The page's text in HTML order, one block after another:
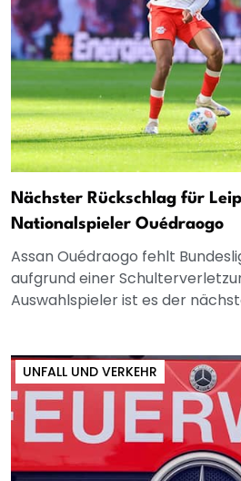
Nächster Rückschlag für
Nationalspieler Ouédraogo
Assan Ouédraogo fehlt
aufgrund einer
Auswahlspieler ist es der
UNFALL UND VERKEHR